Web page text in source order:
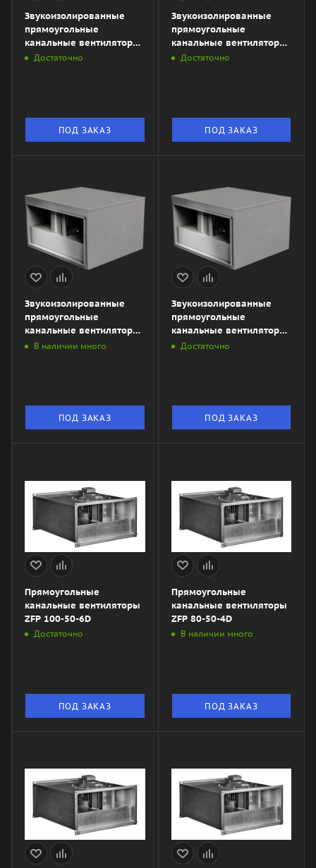
Звукоизолированные
прямоугольные
канальные вентиляторы
ZKSA 500х250-4L3
Достаточно
ПОД ЗАКАЗ
Звукоизолированные
прямоугольные
канальные вентиляторы
ZKSA 500х250-4L1
Достаточно
ПОД ЗАКАЗ
Звукоизолированные
прямоугольные
канальные вентиляторы
ZKSA 400х200-4L3
В наличии много
ПОД ЗАКАЗ
Звукоизолированные
прямоугольные
канальные вентиляторы
ZKSA 400х200-4L1
Достаточно
ПОД ЗАКАЗ
Прямоугольные
канальные вентиляторы
ZFP 100-50-6D
Достаточно
ПОД ЗАКАЗ
Прямоугольные
канальные вентиляторы
ZFP 80-50-4D
В наличии много
ПОД ЗАКАЗ